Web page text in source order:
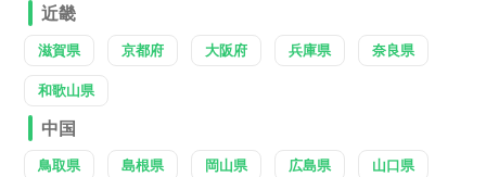
近畿
滋賀県 京都府 大阪府 兵庫県 奈良県
和歌山県
中国
鳥取県 島根県 岡山県 広島県 山口県